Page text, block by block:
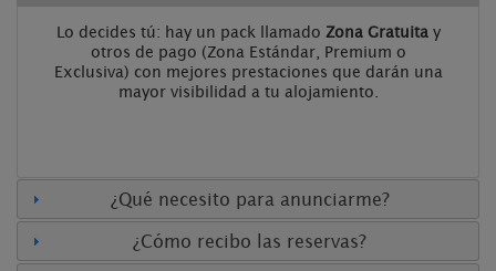
Lo decides tú: hay un pack llamado Zona Gratuitay
otros de pago (Zona Estándar, Premium o
Exclusiva) con mejores prestaciones que darán una
mayor visibilidad a tu alojamiento.
¿Qué necesito para anunciarme?
¿Cómo recibo las reservas?